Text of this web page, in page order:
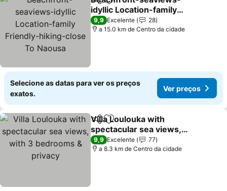
PartilharAdicionar aos favoritos
idyllic Location-family
Friendly-hiking-close To
Naousa
9,9 Excelente
28
a 15.0 km de Centro da cidade
Selecione as datas para ver os preços
exatos.
Ver preços
PartilharAdicionar aos favoritos
Villa Loulouka with
spectacular sea views,
with 3 bedrooms &
privacy
9,9 Excelente
77
a 8.3 km de Centro da cidade